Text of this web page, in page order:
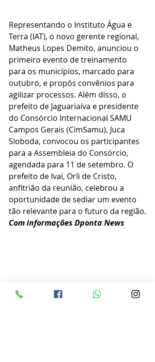
Representando o Instituto Água e
Terra (IAT), o novo gerente regional,
Matheus Lopes Demito, anunciou o
primeiro evento de treinamento
para os municípios, marcado para
outubro, e propôs convênios para
agilizar processos. Além disso, o
prefeito de Jaguariaíva e presidente
do Consórcio Internacional SAMU
Campos Gerais (CimSamu), Juca
Sloboda, convocou os participantes
para a Assembleia do Consórcio,
agendada para 11 de setembro. O
prefeito de Ivaí, Orli de Cristo,
anfitrião da reunião, celebrou a
oportunidade de sediar um evento
tão relevante para o futuro da região.
Com informações Dponta News